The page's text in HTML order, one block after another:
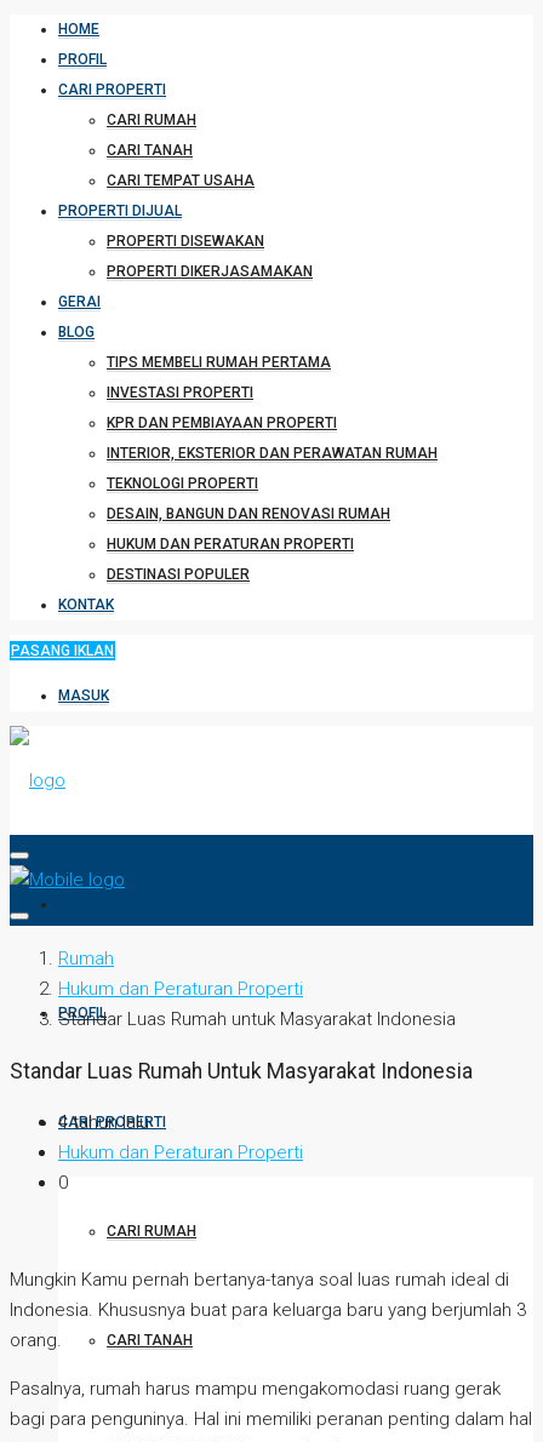
HOME
PROFIL
CARI PROPERTI
CARI RUMAH
CARI TANAH
CARI TEMPAT USAHA
PROPERTI DIJUAL
PROPERTI DISEWAKAN
PROPERTI DIKERJASAMAKAN
GERAI
BLOG
TIPS MEMBELI RUMAH PERTAMA
INVESTASI PROPERTI
KPR DAN PEMBIAYAAN PROPERTI
INTERIOR, EKSTERIOR DAN PERAWATAN RUMAH
TEKNOLOGI PROPERTI
DESAIN, BANGUN DAN RENOVASI RUMAH
HUKUM DAN PERATURAN PROPERTI
DESTINASI POPULER
KONTAK
PASANG IKLAN
MASUK
PROFIL
CARI PROPERTI
CARI RUMAH
CARI TANAH
Rumah
Hukum dan Peraturan Properti
Standar Luas Rumah untuk Masyarakat Indonesia
Standar Luas Rumah Untuk Masyarakat Indonesia
4 tahun lalu
Hukum dan Peraturan Properti
0
Mungkin Kamu pernah bertanya-tanya soal luas rumah ideal di
Indonesia. Khususnya buat para keluarga baru yang berjumlah 3
orang.
Pasalnya, rumah harus mampu mengakomodasi ruang gerak
bagi para penguninya. Hal ini memiliki peranan penting dalam hal